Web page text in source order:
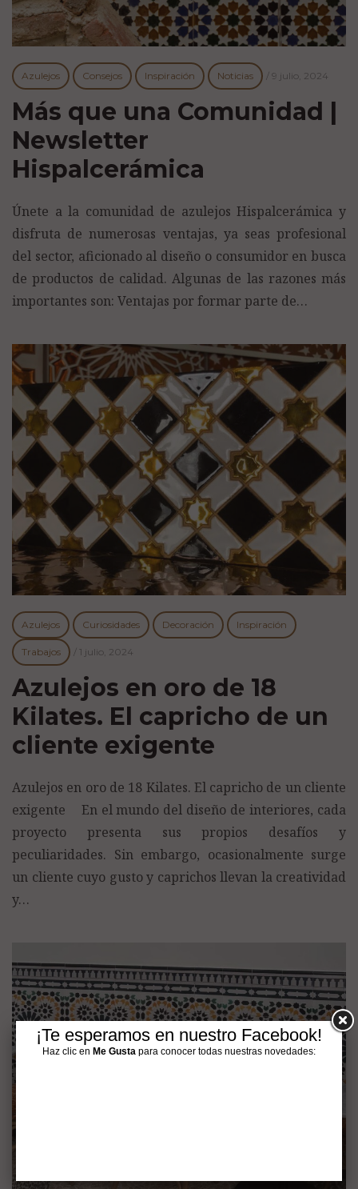
Azulejos Consejos Inspiración Noticias / 9 julio, 2024
Más que una Comunidad |
Newsletter
Hispalcerámica
Únete a la comunidad de azulejos Hispalcerámica y
disfruta de numerosas ventajas, ya seas profesional
del sector, aficionado al diseño o consumidor en busca
de productos de calidad. Algunas de las razones más
importantes son: Ventajas por formar parte de…
Azulejos Curiosidades Decoración Inspiración
Trabajos / 1 julio, 2024
Azulejos en oro de 18
Kilates. El capricho de un
cliente exigente
Azulejos en oro de 18 Kilates. El capricho de un cliente
exigente En el mundo del diseño de interiores, cada
proyecto presenta sus propios desafíos y
peculiaridades. Sin embargo, ocasionalmente surge
un cliente cuyo gusto y caprichos llevan la creatividad
y…
¡Te esperamos en nuestro Facebook!
Haz clic en Me Gusta para conocer todas nuestras novedades: